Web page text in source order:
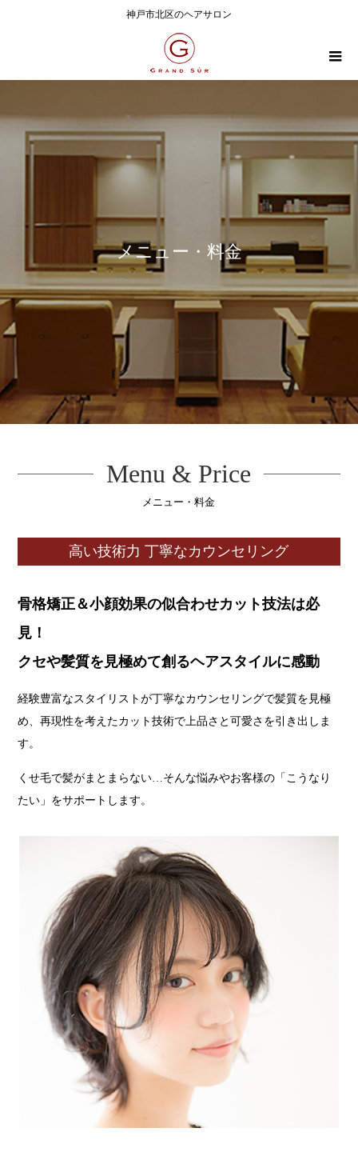
神戸市北区のヘアサロン
メニュー・料金
Menu & Price
メニュー・料金
高い技術力 丁寧なカウンセリング
骨格矯正＆小顔効果の似合わせカット技法は必
見！
クセや髪質を見極めて創るヘアスタイルに感動
経験豊富なスタイリストが丁寧なカウンセリングで髪質を見極
め、再現性を考えたカット技術で上品さと可愛さを引き出しま
す。
くせ毛で髪がまとまらない…そんな悩みやお客様の「こうなり
たい」をサポートします。